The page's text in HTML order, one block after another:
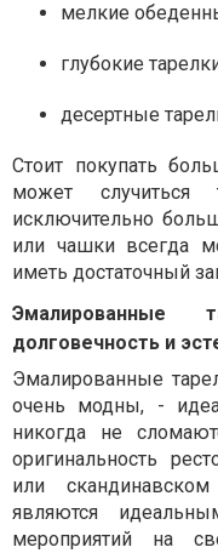
мелкие
глубокие
десертные
Стоит покупать
может случиться
исключительно
или чашки всегда
иметь достаточный
долговечность и
Эмалированные
очень модны, -
никогда не
оригинальность
или
являются
мероприятий на